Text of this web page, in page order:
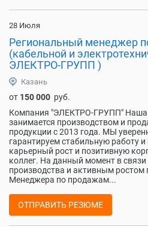
28 Июля
Региональный менеджер
(кабельной и
ЭЛЕКТРО-ГРУПП )
Казань
от 150 000 руб.
Компания "ЭЛЕКТРО-ГРУПП" Наша
занимается производством и
продукции с 2013 года. МЫ
гарантируем стабильную работу
карьерный рост и позитивную
коллег. На данный момент в
производства и активным
Менеджера по продажам...
ОТПРАВИТЬ РЕЗЮМЕ